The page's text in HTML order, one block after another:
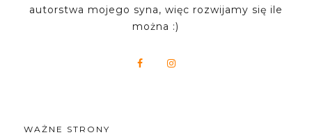
autorstwa mojego syna, więc rozwijamy się ile
można :)
WAŻNE STRONY